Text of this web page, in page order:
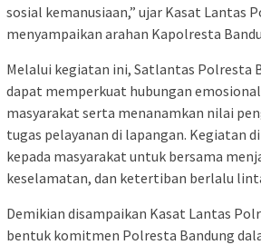
sosial kemanusiaan,” ujar Kasat Lantas
menyampaikan arahan Kapolresta
Melalui kegiatan ini, Satlantas Polresta
dapat memperkuat hubungan
masyarakat serta menanamkan nilai
tugas pelayanan di lapangan. Kegiatan
kepada masyarakat untuk bersama
keselamatan, dan ketertiban berlalu
Demikian disampaikan Kasat Lantas
bentuk komitmen Polresta Bandung